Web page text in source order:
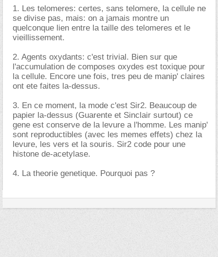
1. Les telomeres: certes, sans telomere, la cellule ne
se divise pas, mais: on a jamais montre un
quelconque lien entre la taille des telomeres et le
vieillissement.
2. Agents oxydants: c'est trivial. Bien sur que
l'accumulation de composes oxydes est toxique pour
la cellule. Encore une fois, tres peu de manip' claires
ont ete faites la-dessus.
3. En ce moment, la mode c'est Sir2. Beaucoup de
papier la-dessus (Guarente et Sinclair surtout) ce
gene est conserve de la levure a l'homme. Les manip'
sont reproductibles (avec les memes effets) chez la
levure, les vers et la souris. Sir2 code pour une
histone de-acetylase.
4. La theorie genetique. Pourquoi pas ?